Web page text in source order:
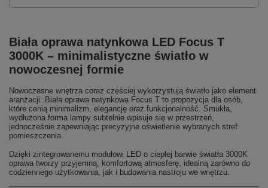
Biała oprawa natynkowa LED Focus T
3000K – minimalistyczne światło w
nowoczesnej formie
Nowoczesne wnętrza coraz częściej wykorzystują światło jako element
aranżacji. Biała oprawa natynkowa Focus T to propozycja dla osób,
które cenią minimalizm, elegancję oraz funkcjonalność. Smukła,
wydłużona forma lampy subtelnie wpisuje się w przestrzeń,
jednocześnie zapewniając precyzyjne oświetlenie wybranych stref
pomieszczenia.
Dzięki zintegrowanemu modułowi LED o ciepłej barwie światła 3000K
oprawa tworzy przyjemną, komfortową atmosferę, idealną zarówno do
codziennego użytkowania, jak i budowania nastroju we wnętrzu.